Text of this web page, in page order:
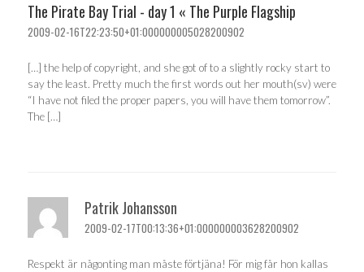
The Pirate Bay Trial - day 1 « The Purple Flagship
2009-02-16T22:23:50+01:000000005028200902
[…] the help of copyright, and she got of to a slightly rocky start to
say the least. Pretty much the first words out her mouth(sv) were
“I have not filed the proper papers, you will have them tomorrow”.
The […]
Patrik Johansson
2009-02-17T00:13:36+01:000000003628200902
Respekt är någonting man måste förtjäna! För mig får hon kallas